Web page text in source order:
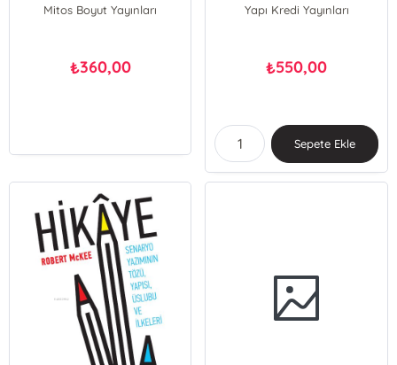
Mitos Boyut Yayınları
₺360,00
Yapı Kredi Yayınları
₺550,00
Sepete Ekle